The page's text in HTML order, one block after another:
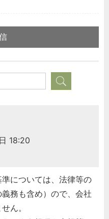
18:20
については、法律等の
務も含め）ので、会社
ん。